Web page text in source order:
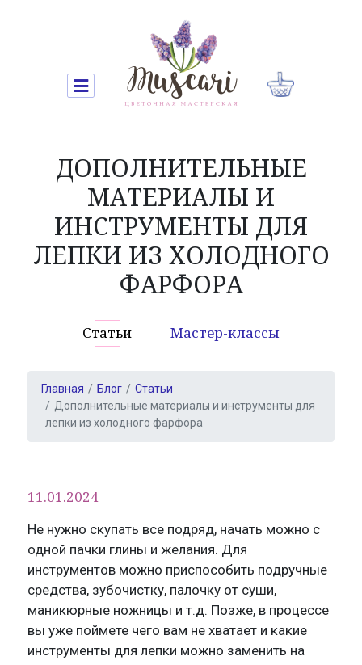
ДОПОЛНИТЕЛЬНЫЕ
МАТЕРИАЛЫ И
ИНСТРУМЕНТЫ ДЛЯ
ЛЕПКИ ИЗ ХОЛОДНОГО
ФАРФОРА
Статьи Мастер-классы
Главная Блог
Статьи
Дополнительные материалы и инструменты для
лепки из холодного фарфора
11.01.2024
Не нужно скупать все подряд, начать можно с
одной пачки глины и желания. Для
инструментов можно приспособить подручные
средства, зубочистку, палочку от суши,
маникюрные ножницы и т.д. Позже, в процессе
вы уже поймете чего вам не хватает и какие
инструменты для лепки можно заменить на